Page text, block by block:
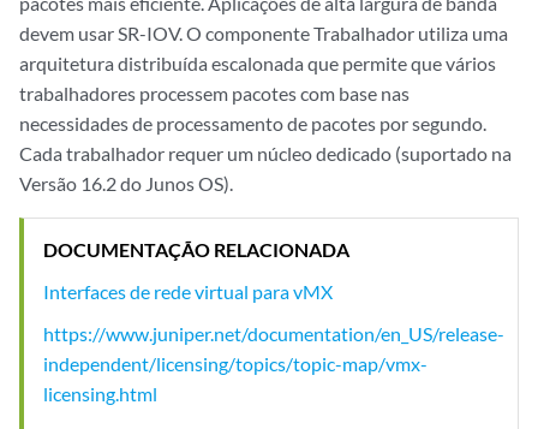
devem usar SR-IOV. O componente Trabalhador utiliza uma
arquitetura distribuída escalonada que permite que vários
trabalhadores processem pacotes com base nas
necessidades de processamento de pacotes por segundo.
Cada trabalhador requer um núcleo dedicado (suportado na
Versão 16.2 do Junos OS).
DOCUMENTAÇÃO RELACIONADA
Interfaces de rede virtual para vMX
https://www.juniper.net/documentation/en_US/release-
independent/licensing/topics/topic-map/vmx-
licensing.html